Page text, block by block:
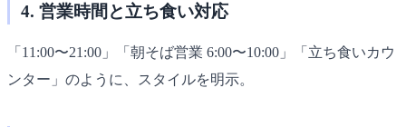
4. 営業時間と立ち食い対応
「11:00〜21:00」「朝そば営業 6:00〜10:00」「立ち食いカウ
ンター」のように、スタイルを明示。